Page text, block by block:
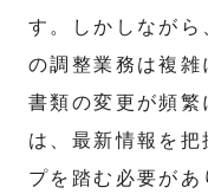
す。しかしなが
の調整業務は複雑
書類の変更が頻
は、最新情報を
プを踏む必要が